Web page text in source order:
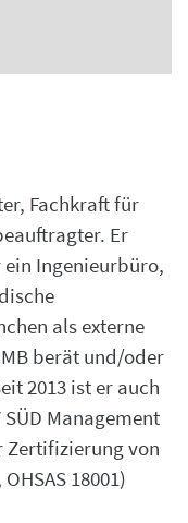
Fachkraft für
Er
Ingenieurbüro,
als externe
berät und/oder
2013 ist er auch
Management
Zertifizierung von
18001)